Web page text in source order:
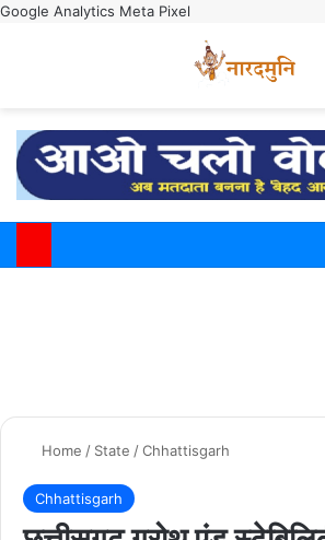
Google Analytics Meta Pixel
Home / State /Chhattisgarh
Chhattisgarh